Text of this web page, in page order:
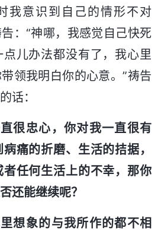
我意识到自己的情形不对
：“神哪，我感觉自己快死
儿办法都没有了，我心里
领我明白你的心意。”祷告
话：
很忠心，你对我一直很有
痛的折磨、生活的拮据，
任何生活上的不幸，那你
还能继续呢？
想象的与我所作的都不相